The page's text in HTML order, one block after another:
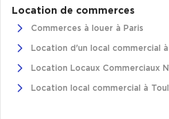
Location de commerces
Commerces à louer à Paris
Location d'un local commercial
Location Locaux Commerciaux
Location local commercial à